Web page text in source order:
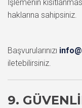
İşlemenin
haklarına sahipsiniz.
Başvurularınızı
iletebilirsiniz.
9.